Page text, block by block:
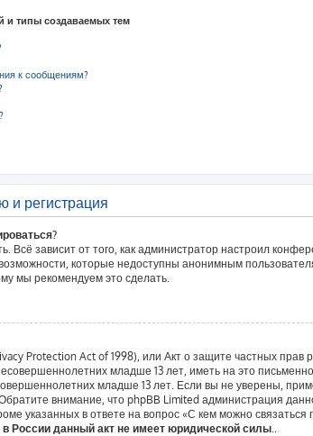
и типы создаваемых тем
к сообщениям?
и регистрация
Всё зависит от того, как администратор настроил
которые недоступны анонимным
мы рекомендуем это сделать.
Protection Act of 1998), или Акт о защите частных
младше 13 лет, иметь на это
младше 13 лет. Если вы не уверены,
внимание, что phpBB Limited администрация
указанных в ответе на вопрос «С кем можно
России данный акт не имеет юридической силы..